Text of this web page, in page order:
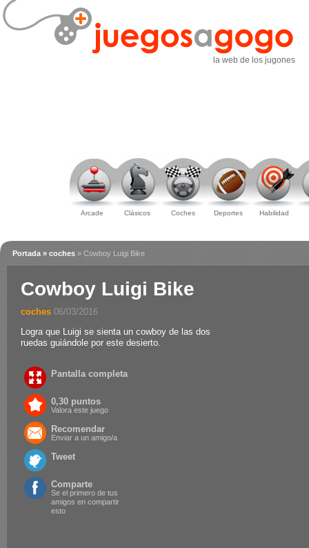
la web de los jugones
Arcade Clásicos Coches Deportes Habilidad
Portada » coches » Cowboy Luigi Bike
Cowboy Luigi Bike
coches 06/03/2016
Logra que Luigi se sienta un cowboy de las dos
ruedas guiándole por este desierto.
Pantalla completa
0,30 puntos
Valora este juego
Recomendar
Enviar a un amigo/a
Tweet
Comparte
Se el primero de tus
amigos en compartir
esto